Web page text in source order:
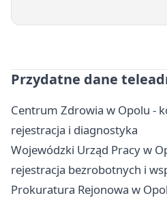
Przydatne dane
Centrum Zdrowia w Opolu -
rejestracja i diagnostyka
Wojewódzki Urząd Pracy w
rejestracja bezrobotnych i
Prokuratura Rejonowa w